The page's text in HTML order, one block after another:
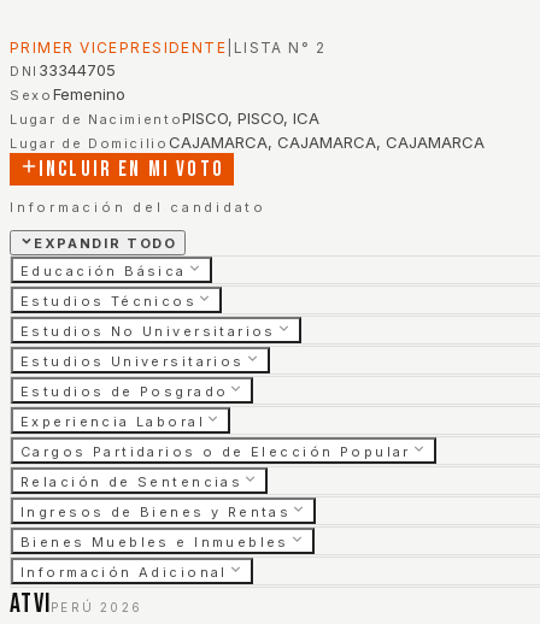
PRIMER VICEPRESIDENTE LISTA N° 2
DNI 33344705
Sexo Femenino
Lugar de NacimientoPISCO, PISCO, ICA
Lugar de Domicilio CAJAMARCA, CAJAMARCA, CAJAMARCA
Incluir en mi voto
Información del candidato
EXPANDIR TODO
Educación Básica
Estudios Técnicos
Estudios No Universitarios
Estudios Universitarios
Estudios de Posgrado
Experiencia Laboral
Cargos Partidarios o de Elección Popular
Relación de Sentencias
Ingresos de Bienes y Rentas
Bienes Muebles e Inmuebles
Información Adicional
ATVI PERÚ 2026